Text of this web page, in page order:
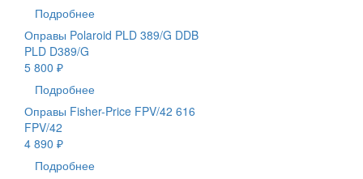
Подробнее
Оправы Polaroid PLD 389/G DDB
PLD D389/G
5 800 ₽
Подробнее
Оправы Fisher-Price FPV/42 616
FPV/42
4 890 ₽
Подробнее